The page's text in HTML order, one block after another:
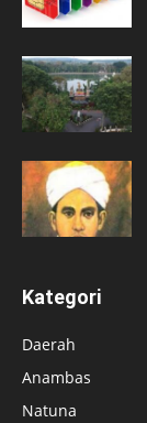
Kategori
Daerah
Anambas
Natuna